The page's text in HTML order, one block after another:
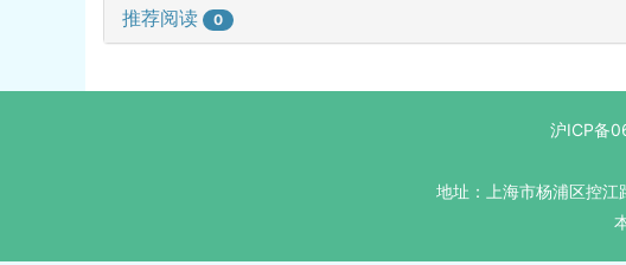
推荐阅读 0
沪ICP备
地址：上海市杨浦区控